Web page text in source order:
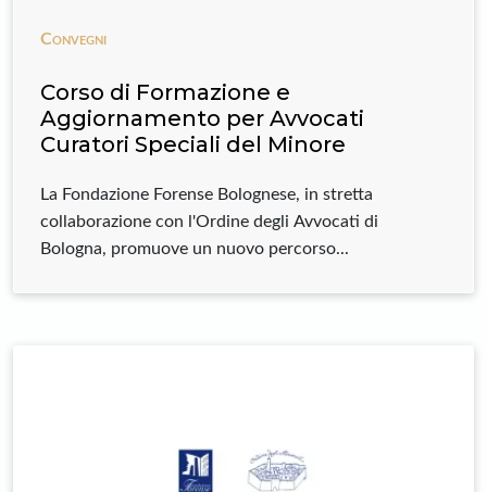
Convegni
Corso di Formazione e
Aggiornamento per Avvocati
Curatori Speciali del Minore
La Fondazione Forense Bolognese, in stretta
collaborazione con l'Ordine degli Avvocati di
Bologna, promuove un nuovo percorso...